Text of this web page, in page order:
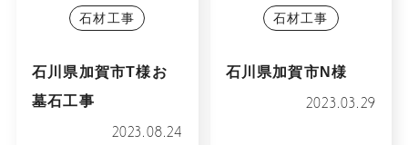
石材工事
石川県加賀市T様お
墓石工事
2023.08.24
石材工事
石川県加賀市N様
2023.03.29